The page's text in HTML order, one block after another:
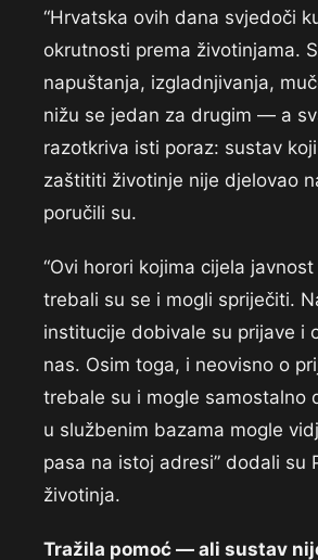
“Hrvatska ovih dana svjedoči
okrutnosti prema životinjama.
napuštanja, izgladnjivanja,
nižu se jedan za drugim — a
razotkriva isti poraz: sustav
zaštititi životinje nije djelovao
poručili su.
“Ovi horori kojima cijela
trebali su se i mogli spriječiti.
institucije dobivale su prijave i
nas. Osim toga, i neovisno o
trebale su i mogle samostalno
u službenim bazama mogle
pasa na istoj adresi” dodali su
životinja.
Tražila pomoć — ali sustav